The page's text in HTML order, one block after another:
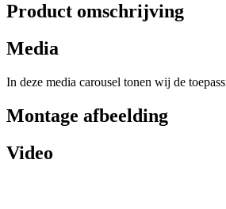
Product omschrijving
Media
In deze media carousel tonen wij de
Montage afbeelding
Video